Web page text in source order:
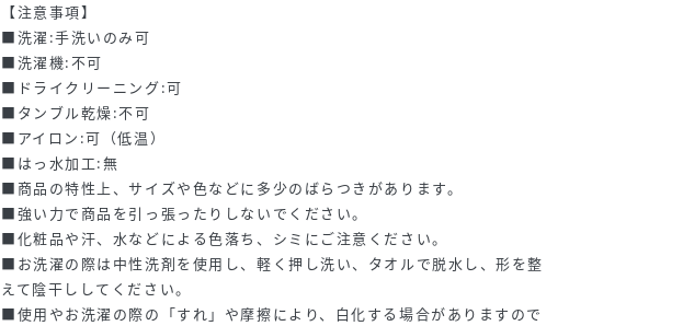
【注意事項】
■洗濯:手洗いのみ可
■洗濯機:不可
■ドライクリーニング:可
■タンブル乾燥:不可
■アイロン:可（低温）
■はっ水加工:無
■商品の特性上、サイズや色などに多少のばらつきがあります。
■強い力で商品を引っ張ったりしないでください。
■化粧品や汗、水などによる色落ち、シミにご注意ください。
■お洗濯の際は中性洗剤を使用し、軽く押し洗い、タオルで脱水し、形を整
えて陰干ししてください。
■使用やお洗濯の際の「すれ」や摩擦により、白化する場合がありますので